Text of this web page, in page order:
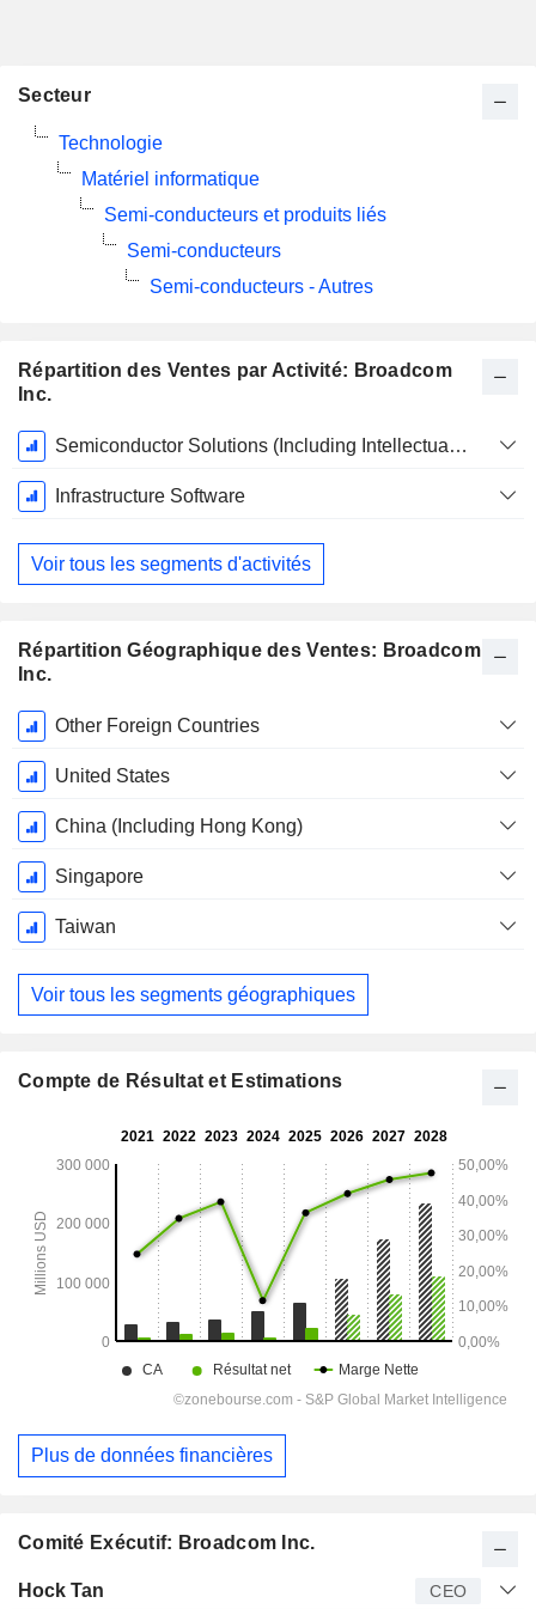
Répartition des Ventes par Activité: Broadcom
Inc.
Période
Fiscale:
Novembre
Semiconductor Solutions (Including Intellectual Property Licensing)
Infrastructure Software
Voir tous les segments d'activités
Répartition Géographique des Ventes: Broadcom
Inc.
Période
Fiscale:
Novembre
Other Foreign Countries
United States
China (Including Hong Kong)
Singapore
Taiwan
Voir tous les segments géographiques
Comité Exécutif: Broadcom Inc.
Dirigeant
Hock Tan CEO
Secteur
Technologie
Matériel informatique
Semi-conducteurs et produits liés
Semi-conducteurs
Semi-conducteurs - Autres
Compte de Résultat et Estimations
Plus de données financières